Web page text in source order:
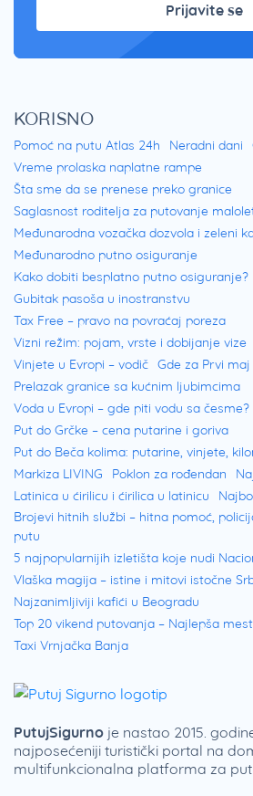
Prijavite se
KORISNO
Pomoć na putu Atlas 24h Neradni dani
Vreme prolaska naplatne rampe
Šta sme da se prenese preko granice
Saglasnost roditelja za putovanje
Međunarodna vozačka dozvola i zeleni
Međunarodno putno osiguranje
Kako dobiti besplatno putno osiguranje?
Gubitak pasoša u inostranstvu
Tax Free – pravo na povraćaj poreza
Vizni režim: pojam, vrste i dobijanje vize
Vinjete u Evropi – vodič Gde za Prvi maj
Prelazak granice sa kućnim ljubimcima
Voda u Evropi – gde piti vodu sa česme?
Put do Grčke – cena putarine i goriva
Put do Beča kolima: putarine, vinjete,
Markiza LIVING
Poklon za rođendan
Latinica u ćirilicu i ćirilica u latinicu
Brojevi hitnih službi – hitna pomoć,
putu
5 najpopularnijih izletišta koje nudi
Vlaška magija – istine i mitovi istočne
Najzanimljiviji kafići u Beogradu
Top 20 vikend putovanja – Najlepša
Taxi Vrnjačka Banja
PutujSigurno je nastao 2015.
najposećeniji turistički portal na
multifunkcionalna platforma za